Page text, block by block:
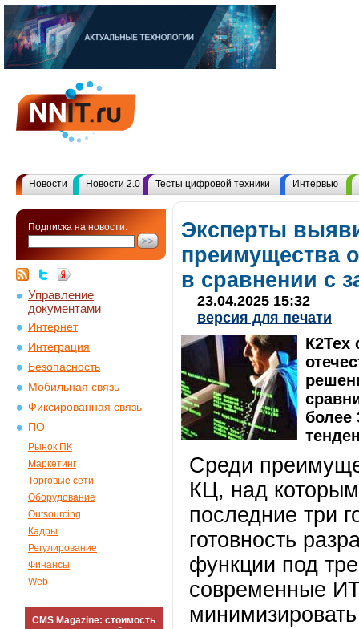
Новости Новости 2.0 Тесты цифровой техники Интервью
Подписка на новости:
Управление
документами
Интернет
Интеграция
Безопасность
Мобильная связь
Фиксированная связь
ПО
Рынок ПК
Маркетинг
Торговые сети
Оборудование
Outsourcing
Кадры
Регулирование
Финансы
Web
CMS Magazine: стоимость
Эксперты
преимущества
в сравнении с
23.04.2025 15:32
версия для печати
К2Тех
более
Среди
КЦ, над
последние три
готовность
функции под
современные